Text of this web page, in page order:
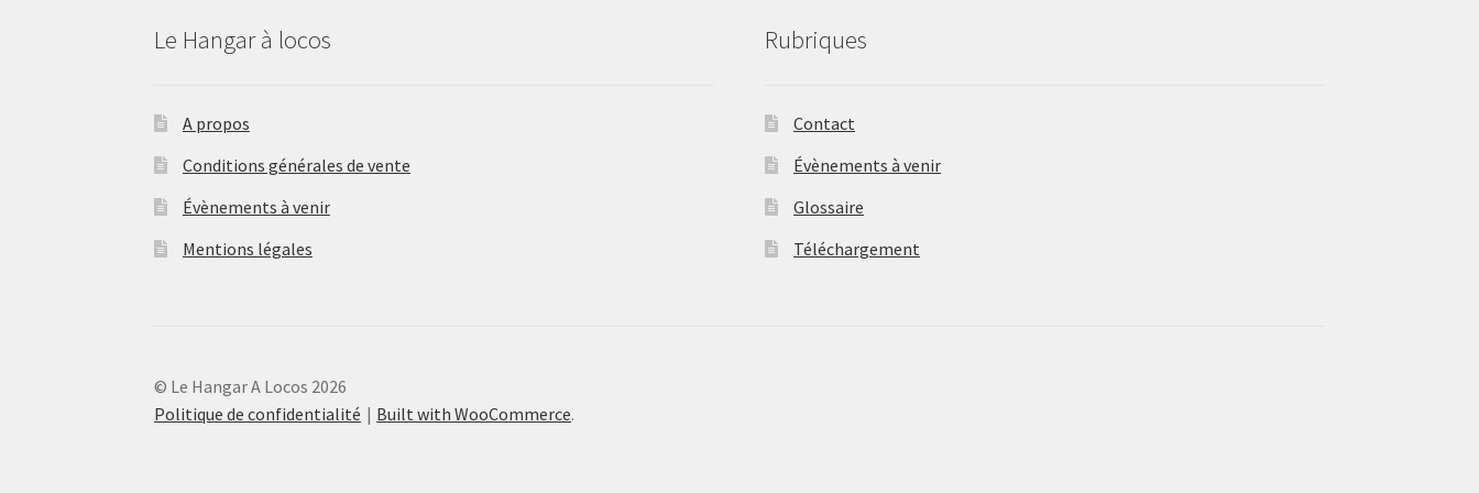
Le Hangar à locos
A propos
Conditions générales de vente
Évènements à venir
Mentions légales
Rubriques
Contact
Évènements à venir
Glossaire
Téléchargement
© Le Hangar A Locos 2026
Politique de confidentialité
Built with WooCommerce.